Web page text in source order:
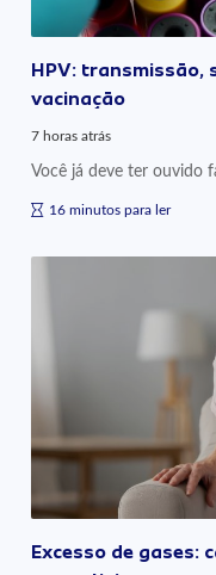
HPV: transmissão,
vacinação
7 horas atrás
Você já deve ter ouvido
16 minutos para ler
Excesso de gases: